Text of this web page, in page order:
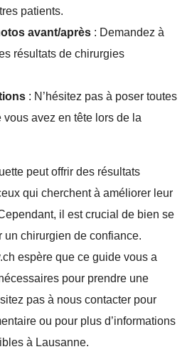
patients.
avant/après : Demandez à
résultats de chirurgies
: N’hésitez pas à poser toutes
vous avez en tête lors de la
peut offrir des résultats
qui cherchent à améliorer leur
il est crucial de bien se
un chirurgien de confiance.
espère que ce guide vous a
pour prendre une
pas à nous contacter pour
ou pour plus d’informations
à Lausanne.